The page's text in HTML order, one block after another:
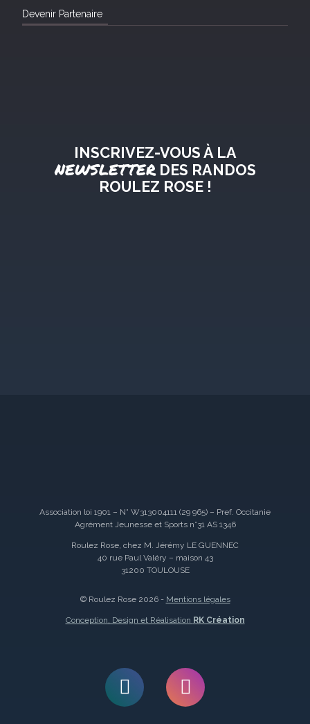
Devenir Partenaire
INSCRIVEZ-VOUS À LA
NEWSLETTERDES RANDOS
ROULEZ ROSE !
Association loi 1901 – N° W313004111 (29 965) – Pref. Occitanie
Agrément Jeunesse et Sports n°31 AS 1346
Roulez Rose, chez M. Jérémy LE GUENNEC
40 rue Paul Valéry – maison 43
31200 TOULOUSE
© Roulez Rose 2026 - Mentions légales
Conception, Design et Réalisation RK Création